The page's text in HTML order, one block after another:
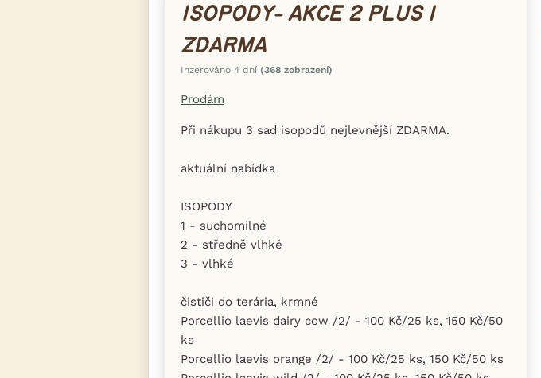
ISOPODY- AKCE 2 PLUS 1
ZDARMA
Inzerováno 4 dní (368 zobrazení)
Prodám
Při nákupu 3 sad isopodů nejlevnější ZDARMA.
aktuální nabídka
ISOPODY
1 - suchomilné
2 - středně vlhké
3 - vlhké
čističi do terária, krmné
Porcellio laevis dairy cow /2/ - 100 Kč/25 ks, 150 Kč/50
ks
Porcellio laevis orange /2/ - 100 Kč/25 ks, 150 Kč/50 ks